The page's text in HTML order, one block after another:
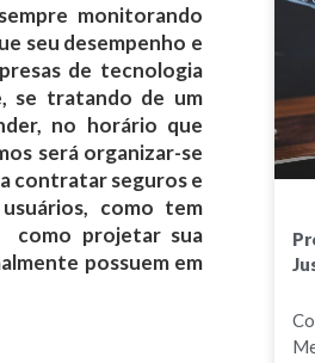
monitorando
seu desempenho e
de tecnologia
se tratando de um
no horário que
será organizar-se
contratar seguros e
como tem
como projetar sua
possuem em